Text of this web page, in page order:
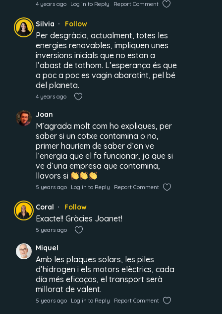
4 years ago Log in to Reply Report Comment
Silvia Follow
Per desgràcia, actualment, totes les
energies renovables, impliquen unes
inversions inicials que no estan a
l’abast de tothom. L’esperança és que
a poc a poc es vagin abaratint, pel bé
del planeta.
4 years ago
Joan
M’agrada molt com ho expliques, per
saber si un cotxe contamina o no,
primer hauríem de saber d’on ve
l’energia que el fa funcionar, ja que si
ve d’una empresa que contamina,
llavors si
5 years ago Log in to Reply Report Comment
Coral Follow
Exacte!! Gràcies Joanet!
5 years ago
Miquel
Amb les plaques solars, les piles
d’hidrogen i els motors elèctrics, cada
día més eficaços, el transport serà
millorat de valent.
5 years ago Log in to Reply Report Comment